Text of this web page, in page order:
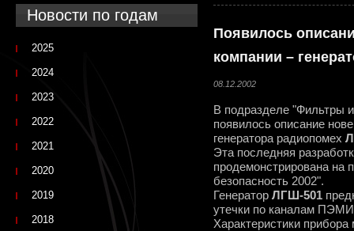
Появилось
компании –
08.12.2002
В подразделе "Фильтры
появилось описание
генератора радиопомех
Эта последняя
продемонстрирована на
безопасность 2002".
Генератор ЛГШ-501
утечки по каналам
Характеристики
Новости по годам
2025
2024
2023
2022
2021
2020
2019
2018